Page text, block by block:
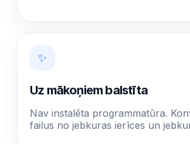
✨
Uz mākoņiem balstīta
Nav instalēta programmatūra.
failus no jebkuras ierīces un